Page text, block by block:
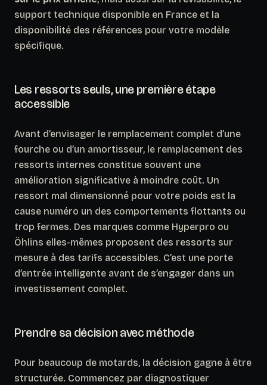
support technique disponible en France et la
disponibilité des références pour votre modèle
spécifique.
Les ressorts seuls, une première étape
accessible
Avant d’envisager le remplacement complet d’une
fourche ou d’un amortisseur, le remplacement des
ressorts internes constitue souvent une
amélioration significative à moindre coût. Un
ressort mal dimensionné pour votre poids est la
cause numéro un des comportements flottants ou
trop fermes. Des marques comme Hyperpro ou
Öhlins elles-mêmes proposent des ressorts sur
mesure à des tarifs accessibles. C’est une porte
d’entrée intelligente avant de s’engager dans un
investissement complet.
Prendre sa décision avec méthode
Pour beaucoup de motards, la décision gagne à être
structurée. Commencez par diagnostiquer